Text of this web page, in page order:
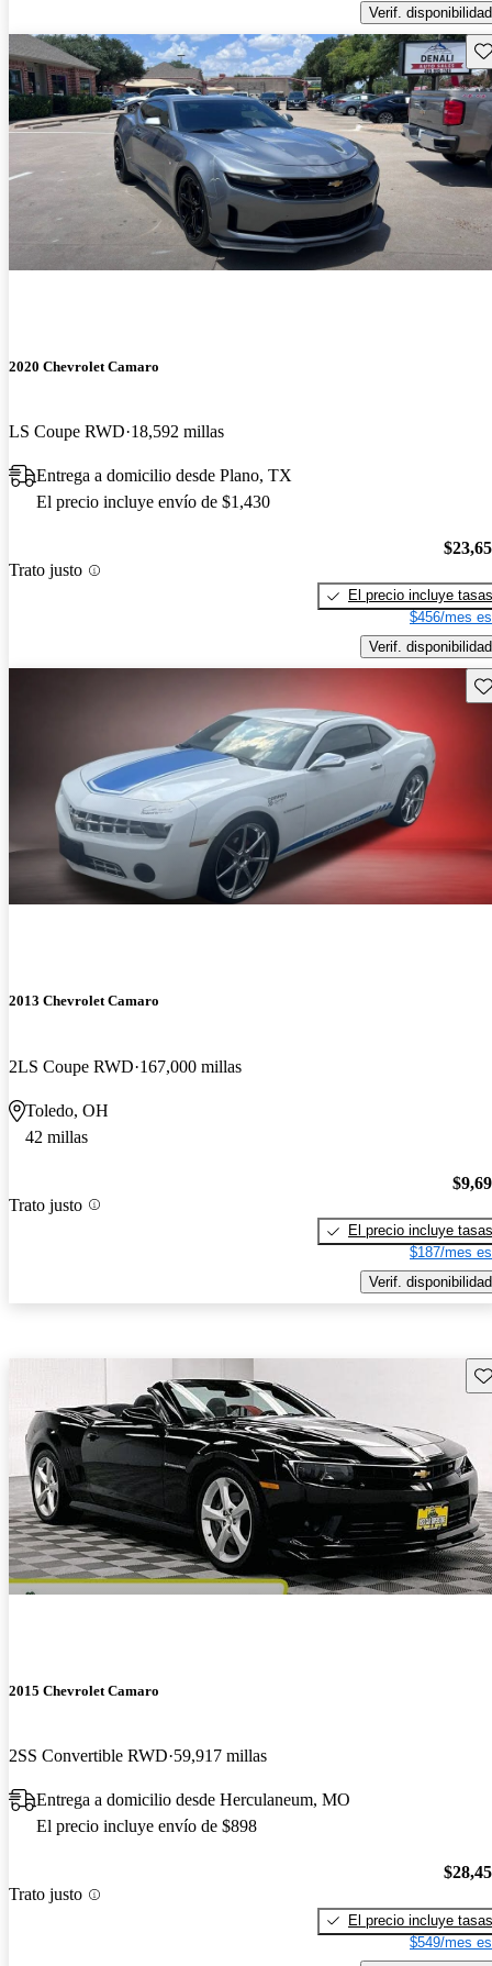
Verif. disponibilidad
2020 Chevrolet Camaro
LS Coupe RWD 18,592 millas
Entrega a domicilio desde Plano, TX
El precio incluye envío de $1,430
Trato justo
El precio incluye tasas
$456/mes
Verif. disponibilidad
2013 Chevrolet Camaro
2LS Coupe RWD 167,000 millas
Toledo, OH
42 millas
Trato justo
El precio incluye tasas
$187/mes
Verif. disponibilidad
2015 Chevrolet Camaro
2SS Convertible RWD 59,917 millas
Entrega a domicilio desde Herculaneum, MO
El precio incluye envío de $898
Trato justo
El precio incluye tasas
$549/mes